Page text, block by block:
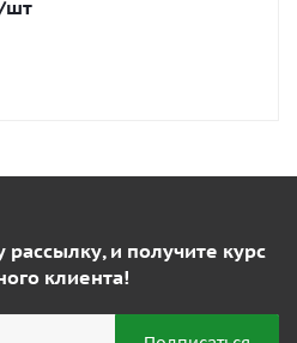
шт
и получите курс
клиента!